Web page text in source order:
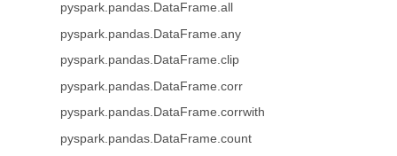
pyspark.pandas.DataFrame.all
pyspark.pandas.DataFrame.any
pyspark.pandas.DataFrame.clip
pyspark.pandas.DataFrame.corr
pyspark.pandas.DataFrame.corrwith
pyspark.pandas.DataFrame.count